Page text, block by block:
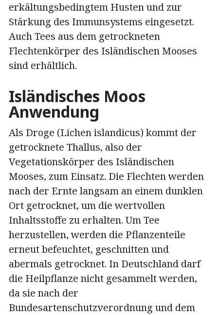
erkältungsbedingtem Husten und zur
Stärkung des Immunsystems eingesetzt.
Auch Tees aus dem getrockneten
Flechtenkörper des Isländischen Mooses
sind erhältlich.
Isländisches Moos
Anwendung
Als Droge (Lichen islandicus) kommt der
getrocknete Thallus, also der
Vegetationskörper des Isländischen
Mooses, zum Einsatz. Die Flechten werden
nach der Ernte langsam an einem dunklen
Ort getrocknet, um die wertvollen
Inhaltsstoffe zu erhalten. Um Tee
herzustellen, werden die Pflanzenteile
erneut befeuchtet, geschnitten und
abermals getrocknet. In Deutschland darf
die Heilpflanze nicht gesammelt werden,
da sie nach der
Bundesartenschutzverordnung und dem